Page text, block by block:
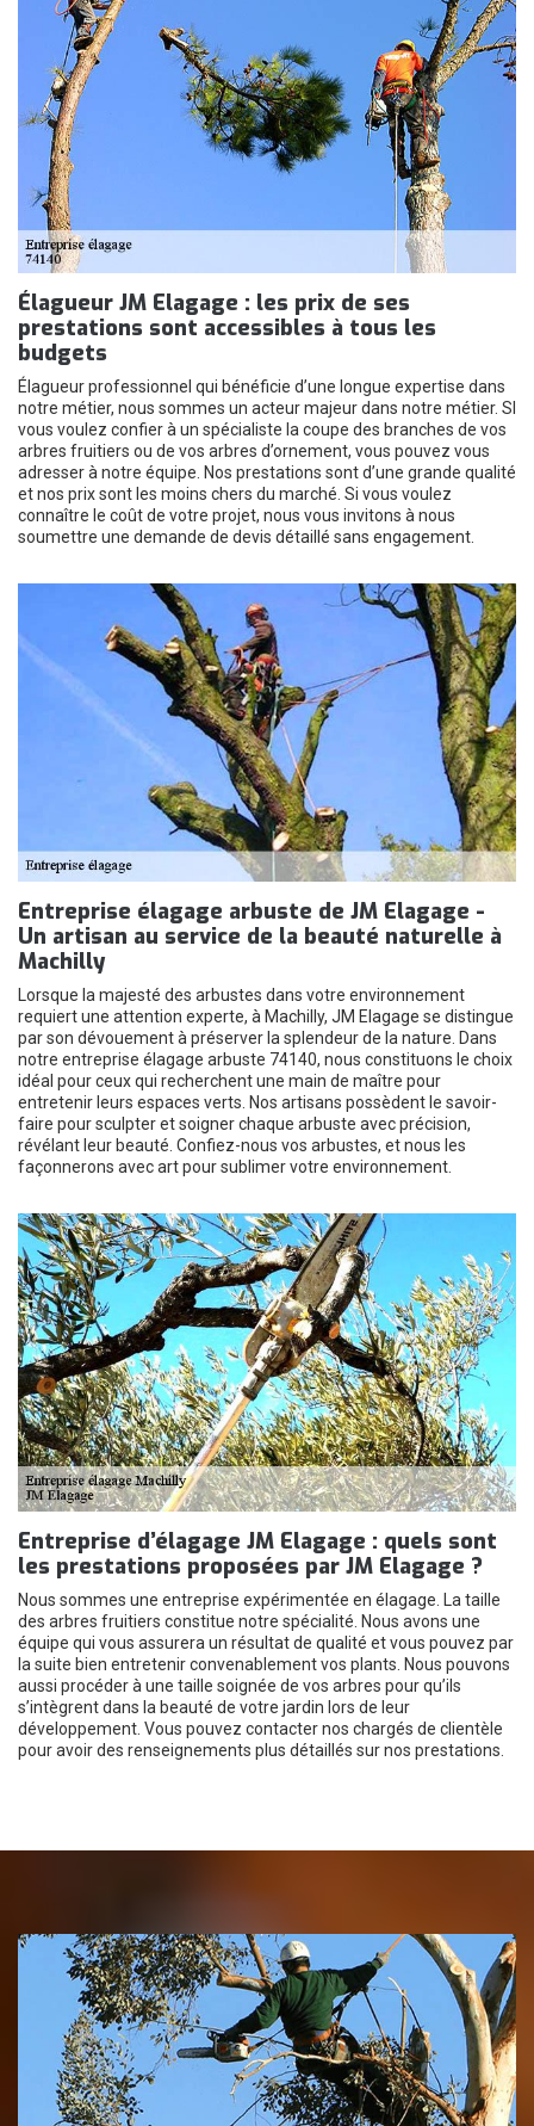
Élagueur JM Elagage : les prix de ses
prestations sont accessibles à tous les
budgets
Élagueur professionnel qui bénéficie d’une longue expertise dans
notre métier, nous sommes un acteur majeur dans notre métier. SI
vous voulez confier à un spécialiste la coupe des branches de vos
arbres fruitiers ou de vos arbres d’ornement, vous pouvez vous
adresser à notre équipe. Nos prestations sont d’une grande qualité
et nos prix sont les moins chers du marché. Si vous voulez
connaître le coût de votre projet, nous vous invitons à nous
soumettre une demande de devis détaillé sans engagement.
Entreprise élagage arbuste de JM Elagage -
Un artisan au service de la beauté naturelle à
Machilly
Lorsque la majesté des arbustes dans votre environnement
requiert une attention experte, à Machilly, JM Elagage se distingue
par son dévouement à préserver la splendeur de la nature. Dans
notre entreprise élagage arbuste 74140, nous constituons le choix
idéal pour ceux qui recherchent une main de maître pour
entretenir leurs espaces verts. Nos artisans possèdent le savoir-
faire pour sculpter et soigner chaque arbuste avec précision,
révélant leur beauté. Confiez-nous vos arbustes, et nous les
façonnerons avec art pour sublimer votre environnement.
Entreprise d’élagage JM Elagage : quels sont
les prestations proposées par JM Elagage ?
Nous sommes une entreprise expérimentée en élagage. La taille
des arbres fruitiers constitue notre spécialité. Nous avons une
équipe qui vous assurera un résultat de qualité et vous pouvez par
la suite bien entretenir convenablement vos plants. Nous pouvons
aussi procéder à une taille soignée de vos arbres pour qu’ils
s’intègrent dans la beauté de votre jardin lors de leur
développement. Vous pouvez contacter nos chargés de clientèle
pour avoir des renseignements plus détaillés sur nos prestations.